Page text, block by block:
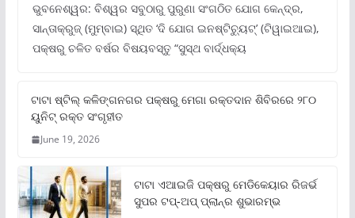
ଭୁବନେଶ୍ୱର: ବିଶ୍ୱର ସବୁଠାରୁ ପୁରୁଣା ସଂଗଠିତ ଯୋଗ କେନ୍ଦ୍ର,
ସାନ୍ତାକ୍ରୁଜ୍ (ମୁମ୍ବାଇ) ସ୍ଥିତ ‘ଦି ଯୋଗ ଇନଷ୍ଟିଚ୍ୟୁଟ୍‌’ (ଟିୱାଇଆଇ),
ପକ୍ଷରୁ ଚଳିତ ବର୍ଷର ବିଷୟବସ୍ତୁ “ସୁସ୍ଥ ବାର୍ଦ୍ଧକ୍ୟ
ଟାଟା ଷ୍ଟିଲ୍‌ କଳିଙ୍ଗନଗର ପକ୍ଷରୁ ମେଗା ରକ୍ତଦାନ ଶିବିରରେ ୨୮୦
ୟୁନିଟ୍‌ ରକ୍ତ ସଂଗୃହୀତ
June 19, 2026
ଟାଟା ଏଆଇଜି ପକ୍ଷରୁ ମେଡିକେୟାର ରିଜର୍ଭ
ସୁପର ଟପ୍‌-ଅପ୍ ପ୍ଲାନ୍‌ର ଶୁଭାରମ୍ଭ